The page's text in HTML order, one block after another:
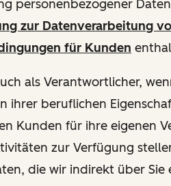
personenbezogener
zur Datenverarbeitung
für Kunden
als Verantwortlicher,
ihrer beruflichen
Kunden für ihre eigenen
zur Verfügung
die wir indirekt über Sie